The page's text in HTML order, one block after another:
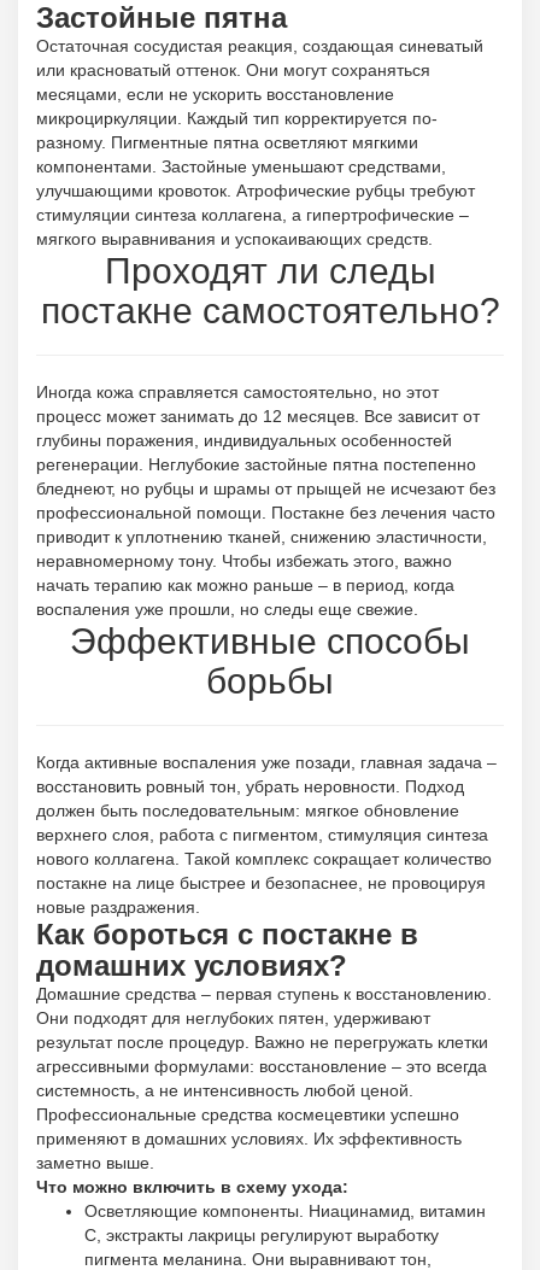
Застойные пятна
Остаточная сосудистая реакция, создающая синеватый
или красноватый оттенок. Они могут сохраняться
месяцами, если не ускорить восстановление
микроциркуляции. Каждый тип корректируется по-
разному. Пигментные пятна осветляют мягкими
компонентами. Застойные уменьшают средствами,
улучшающими кровоток. Атрофические рубцы требуют
стимуляции синтеза коллагена, а гипертрофические –
мягкого выравнивания и успокаивающих средств.
Проходят ли следы
постакне самостоятельно?
Иногда кожа справляется самостоятельно, но этот
процесс может занимать до 12 месяцев. Все зависит от
глубины поражения, индивидуальных особенностей
регенерации. Неглубокие застойные пятна постепенно
бледнеют, но рубцы и шрамы от прыщей не исчезают без
профессиональной помощи. Постакне без лечения часто
приводит к уплотнению тканей, снижению эластичности,
неравномерному тону. Чтобы избежать этого, важно
начать терапию как можно раньше – в период, когда
воспаления уже прошли, но следы еще свежие.
Эффективные способы
борьбы
Когда активные воспаления уже позади, главная задача –
восстановить ровный тон, убрать неровности. Подход
должен быть последовательным: мягкое обновление
верхнего слоя, работа с пигментом, стимуляция синтеза
нового коллагена. Такой комплекс сокращает количество
постакне на лице быстрее и безопаснее, не провоцируя
новые раздражения.
Как бороться с постакне в
домашних условиях?
Домашние средства – первая ступень к восстановлению.
Они подходят для неглубоких пятен, удерживают
результат после процедур. Важно не перегружать клетки
агрессивными формулами: восстановление – это всегда
системность, а не интенсивность любой ценой.
Профессиональные средства космецевтики успешно
применяют в домашних условиях. Их эффективность
заметно выше.
Что можно включить в схему ухода:
Осветляющие компоненты. Ниацинамид, витамин
С, экстракты лакрицы регулируют выработку
пигмента меланина. Они выравнивают тон,